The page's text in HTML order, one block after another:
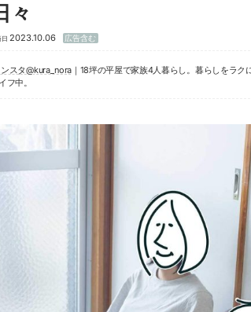
々
日 2023.10.06 広告含む
スタ@kura_nora｜18坪の平屋で家族4人暮らし。暮らしをラク
フ中。